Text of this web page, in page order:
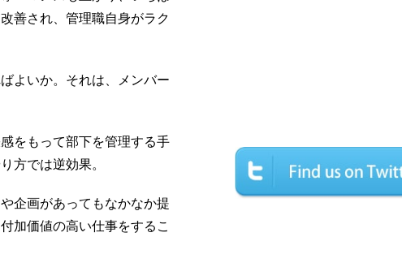
善され、管理職自身がラク
よいか。それは、メンバー
をもって部下を管理する手
方では逆効果。
企画があってもなかなか提
加価値の高い仕事をするこ